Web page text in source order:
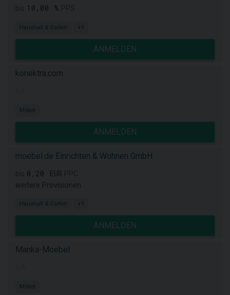
10,00 %
Haushalt & Garten +1
ANMELDEN
konektra.com
Möbel
ANMELDEN
moebel.de Einrichten & Wohnen GmbH
0,20 EUR
weitere Provisionen
Haushalt & Garten +1
ANMELDEN
Manka-Moebel
Möbel